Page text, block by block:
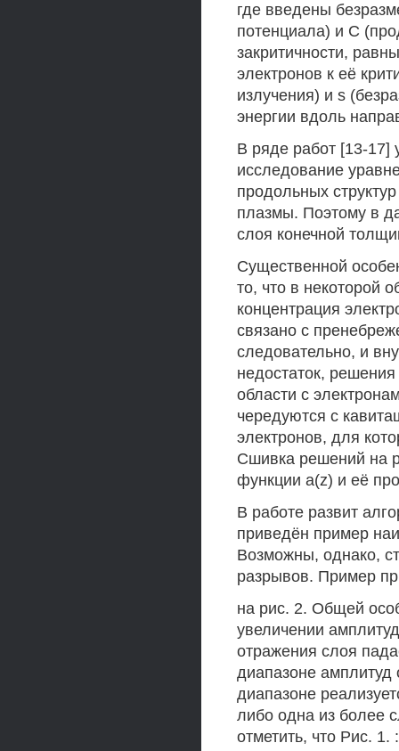
где введены
потенциала) и С
закритичности,
электронов к её
излучения) и s
энергии вдоль
В ряде работ [13-17]
исследование
продольных
плазмы. Поэтому в
слоя конечной
Существенной
то, что в некоторой
концентрация
связано с
следовательно, и
недостаток,
области с
чередуются с
электронов, для
Сшивка решений на
функции a(z) и её
В работе развит
приведён пример
Возможны, однако,
разрывов. Пример
на рис. 2. Общей
увеличении
отражения слоя
диапазоне амплитуд
диапазоне
либо одна из более
отметить, что Рис.